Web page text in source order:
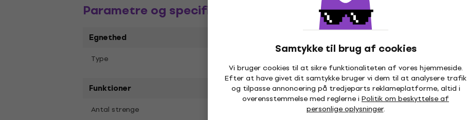
Samtykke til brug af cookies
Vi bruger cookies til at sikre funktionaliteten af vores hjemmeside.
Efter at have givet dit samtykke bruger vi dem til at analysere trafik
og tilpasse annoncering på tredjeparts reklameplatforme, altid i
overensstemmelse med reglerne i Politik om beskyttelse af
personlige oplysninger.
Parametre og specifikationer
Egnethed
Type
Funktioner
Antal strenge